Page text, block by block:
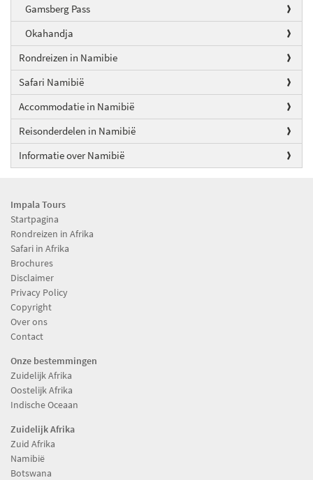
Gamsberg Pass
Okahandja
Rondreizen in Namibie
Safari Namibië
Accommodatie in Namibië
Reisonderdelen in Namibië
Informatie over Namibië
Impala Tours
Startpagina
Rondreizen in Afrika
Safari in Afrika
Brochures
Disclaimer
Privacy Policy
Copyright
Over ons
Contact
Onze bestemmingen
Zuidelijk Afrika
Oostelijk Afrika
Indische Oceaan
Zuidelijk Afrika
Zuid Afrika
Namibië
Botswana